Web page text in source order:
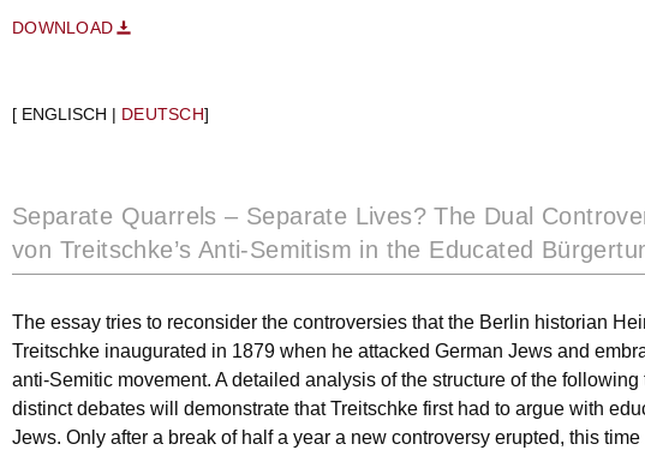
DOWNLOAD
[ ENGLISCH | DEUTSCH]
Separate Quarrels – Separate Lives? The Dual
von Treitschke’s Anti-Semitism in the Educated
The essay tries to reconsider the controversies that the Berlin historian
Treitschke inaugurated in 1879 when he attacked German Jews and
anti-Semitic movement. A detailed analysis of the structure of the following
distinct debates will demonstrate that Treitschke first had to argue with
Jews. Only after a break of half a year a new controversy erupted, this time